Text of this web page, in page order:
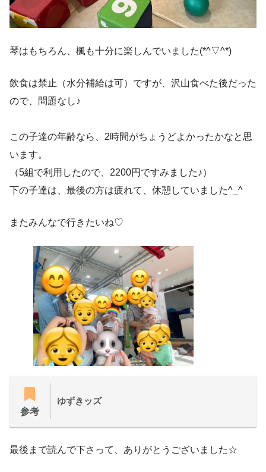
琴はもちろん、楓も十分に楽しんでいました(*^▽^*)
飲食は禁止（水分補給は可）ですが、沢山食べた後だった
ので、問題なし♪
この子達の年齢なら、2時間がちょうどよかったかなと思
います。
（5組で利用したので、2200円ですみました♪）
下の子達は、最後の方は疲れて、休憩していました^_^
またみんなで行きたいね♡
参考
ゆずきッズ
最後まで読んで下さって、ありがとうございました☆